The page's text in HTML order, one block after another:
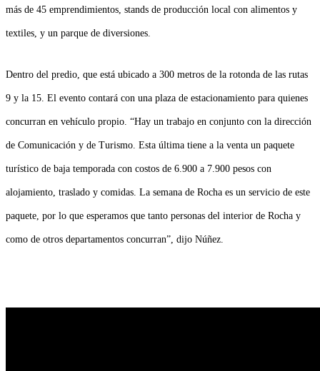
más de 45 emprendimientos, stands de producción local con alimentos y
textiles, y un parque de diversiones.
Dentro del predio, que está ubicado a 300 metros de la rotonda de las rutas
9 y la 15. El evento contará con una plaza de estacionamiento para quienes
concurran en vehículo propio. “Hay un trabajo en conjunto con la dirección
de Comunicación y de Turismo. Esta última tiene a la venta un paquete
turístico de baja temporada con costos de 6.900 a 7.900 pesos con
alojamiento, traslado y comidas. La semana de Rocha es un servicio de este
paquete, por lo que esperamos que tanto personas del interior de Rocha y
como de otros departamentos concurran”, dijo Núñez.